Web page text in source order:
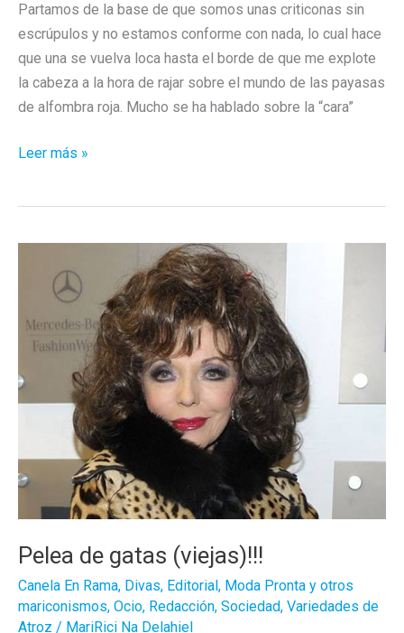
Partamos de la base de que somos unas criticonas sin
escrúpulos y no estamos conforme con nada, lo cual hace
que una se vuelva loca hasta el borde de que me explote
la cabeza a la hora de rajar sobre el mundo de las payasas
de alfombra roja. Mucho se ha hablado sobre la “cara”
Diosas
Leer más »
Pelea de gatas (viejas)!!!
Canela En Rama, Divas, Editorial, Moda Pronta y otros
mariconismos, Ocio, Redacción, Sociedad, Variedades de
Atroz / MariRici Na Delahiel